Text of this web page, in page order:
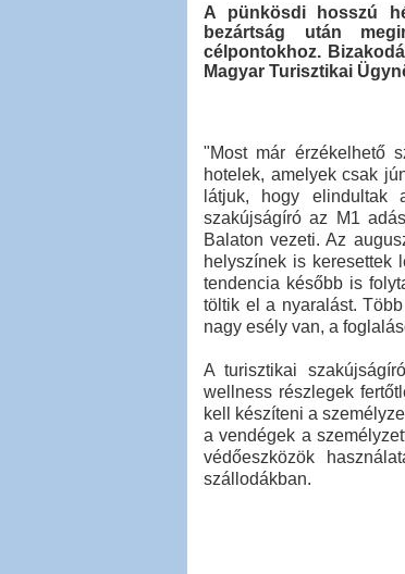
A pünkösdi hosszú
bezártság után
célpontokhoz.
Magyar Turisztikai
"Most már érzékelhető
hotelek, amelyek csak
látjuk, hogy elindultak
szakújságíró az M1
Balaton vezeti. Az
helyszínek is keresettek
tendencia később is
töltik el a nyaralást.
nagy esély van, a
A turisztikai
wellness részlegek
kell készíteni a
a vendégek a
védőeszközök
szállodákban.